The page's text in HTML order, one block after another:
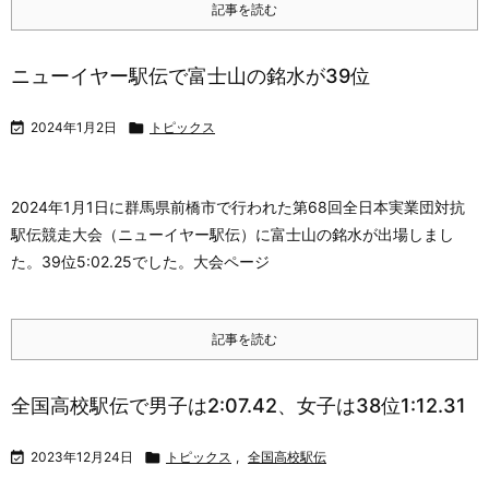
記事を読む
ニューイヤー駅伝で富士山の銘水が39位
 2024年1月2日  トピックス
2024年1月1日に群馬県前橋市で行われた第68回全日本実業団対抗
駅伝競走大会（ニューイヤー駅伝）に富士山の銘水が出場しまし
た。 39位5:02.25でした。大会ページ
記事を読む
全国高校駅伝で男子は2:07.42、女子は38位1:12.31
 2023年12月24日  トピックス , 全国高校駅伝